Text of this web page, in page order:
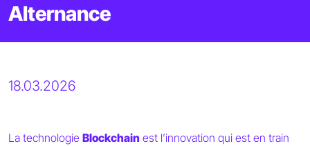
Alternance
18.03.2026
La technologie Blockchain est l’innovation qui est en train